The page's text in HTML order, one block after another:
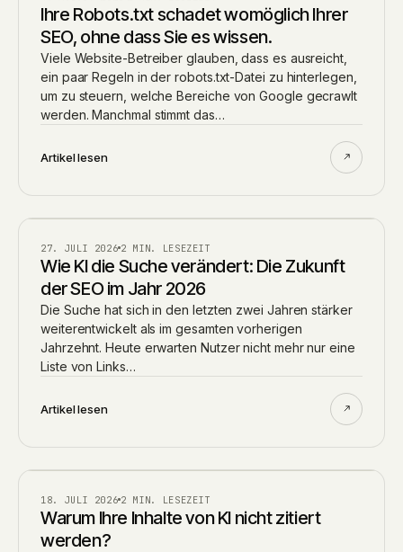
Ihre Robots.txt schadet womöglich Ihrer
SEO, ohne dass Sie es wissen.
Viele Website-Betreiber glauben, dass es ausreicht,
ein paar Regeln in der robots.txt-Datei zu hinterlegen,
um zu steuern, welche Bereiche von Google gecrawlt
werden. Manchmal stimmt das…
Artikel lesen
AI
27. JULI 2026 2 MIN. LESEZEIT
Wie KI die Suche verändert: Die Zukunft
der SEO im Jahr 2026
Die Suche hat sich in den letzten zwei Jahren stärker
weiterentwickelt als im gesamten vorherigen
Jahrzehnt. Heute erwarten Nutzer nicht mehr nur eine
Liste von Links…
Artikel lesen
AI
18. JULI 2026 2 MIN. LESEZEIT
Warum Ihre Inhalte von KI nicht zitiert
werden?